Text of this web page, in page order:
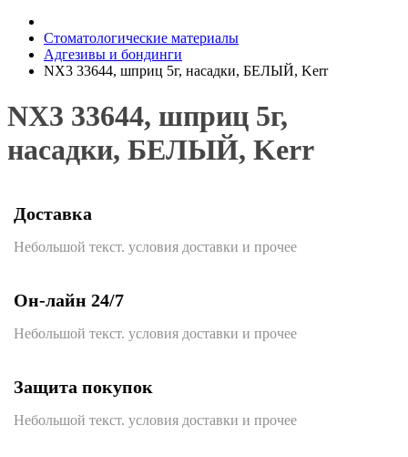
Стоматологические материалы
Адгезивы и бондинги
NX3 33644, шприц 5г, насадки, БЕЛЫЙ, Kerr
NX3 33644, шприц 5г,
насадки, БЕЛЫЙ, Kerr
Доставка
Небольшой текст. условия доставки и прочее
Он-лайн 24/7
Небольшой текст. условия доставки и прочее
Защита покупок
Небольшой текст. условия доставки и прочее